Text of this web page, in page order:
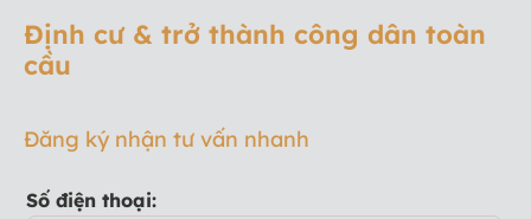
Định cư & trở thành công dân toàn
cầu
Đăng ký nhận tư vấn nhanh
Số điện thoại: